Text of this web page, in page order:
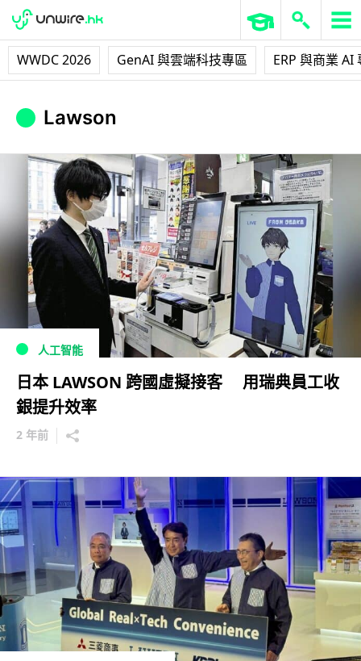
WWDC 2026 GenAI 與雲端科技專區 ERP 與商業 AI
Lawson
人工智能
日本 LAWSON 跨國虛擬接客 用瑞典員工收
銀提升效率
2 年前